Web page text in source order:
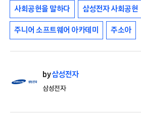
사회공헌을 말하다 삼성전자 사회공헌
주니어 소프트웨어 아카데미 주소아
by삼성전자
삼성전자